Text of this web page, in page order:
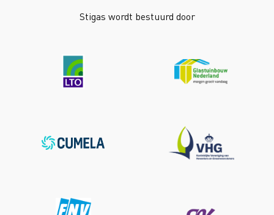
Stigas wordt bestuurd door